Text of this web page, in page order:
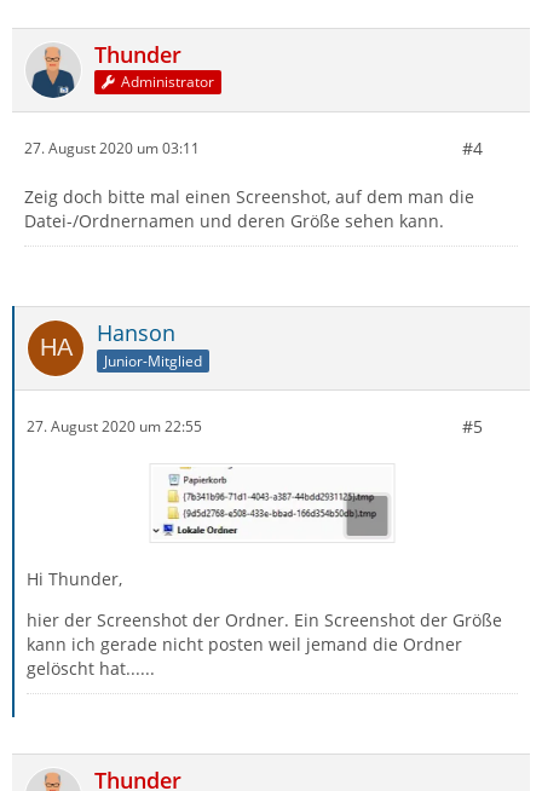
Thunder
Administrator
27. August 2020 um 03:11 #4
Zeig doch bitte mal einen Screenshot, auf dem man die
Datei-/Ordnernamen und deren Größe sehen kann.
Hanson
Junior-Mitglied
27. August 2020 um 22:55 #5
Hi Thunder,
hier der Screenshot der Ordner. Ein Screenshot der Größe
kann ich gerade nicht posten weil jemand die Ordner
gelöscht hat......
Thunder